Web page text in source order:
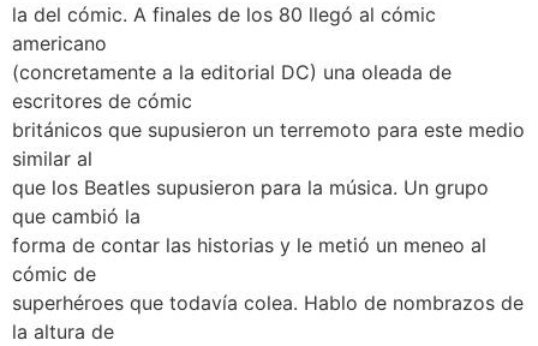
la del cómic. A finales de los 80 llegó al cómic
americano
(concretamente a la editorial DC) una oleada de
escritores de cómic
británicos que supusieron un terremoto para este medio
similar al
que los Beatles supusieron para la música. Un grupo
que cambió la
forma de contar las historias y le metió un meneo al
cómic de
superhéroes que todavía colea. Hablo de nombrazos de
la altura de